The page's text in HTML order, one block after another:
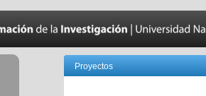
Proyectos